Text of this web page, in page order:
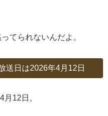
てられないんだよ。
送日は2026年4月12日
12日。